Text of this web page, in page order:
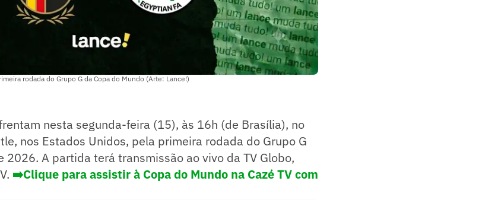
rodada do Grupo G da Copa do Mundo (Arte: Lance!)
nesta segunda-feira (15), às 16h (de Brasília), no
nos Estados Unidos, pela primeira rodada do Grupo G
2026. A partida terá transmissão ao vivo da TV Globo,
➡️Clique para assistir à Copa do Mundo na Cazé TV com